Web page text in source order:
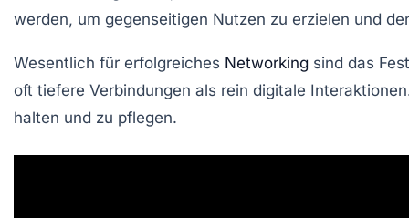
werden, um gegenseitigen Nutzen zu erzielen und
Wesentlich für erfolgreiches Networking sind das
oft tiefere Verbindungen als rein digitale
halten und zu pflegen.